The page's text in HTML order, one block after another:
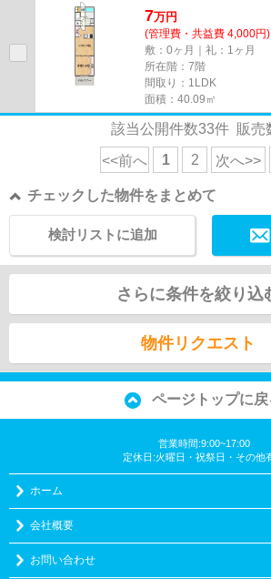
7万円
(管理費・共益費 4,000円)
敷：0ヶ月｜礼：1ヶ月
所在階：7階
間取り：1LDK
面積：40.09㎡
該当公開件数33件 販売
<<前へ 1 2 次へ>>
チェックした物件をまとめて
検討リストに追加
さらに条件を絞り込
物件リクエスト
ページトップに戻
営業時間:9:00~17:00
定休日:火曜日・祝祭日・その他
ホーム
会社概要
お問い合わせ